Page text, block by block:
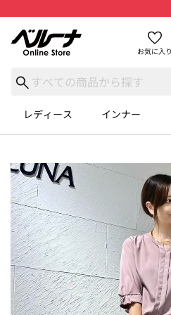
お気に入り
レディース インナー